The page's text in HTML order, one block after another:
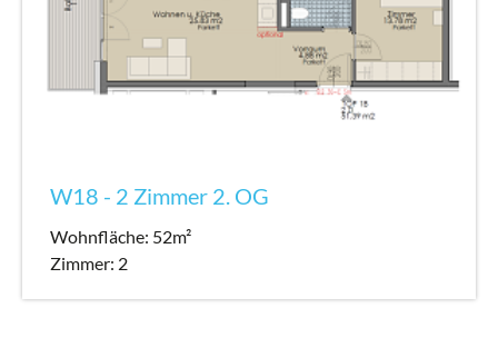
W18 - 2 Zimmer 2. OG
Wohnfläche: 52m²
Zimmer: 2